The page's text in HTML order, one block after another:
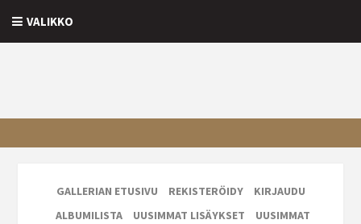
VALIKKO
GALLERIAN ETUSIVU REKISTERÖIDY
KIRJAUDU
ALBUMILISTA
UUSIMMAT LISÄYKSET
UUSIMMAT